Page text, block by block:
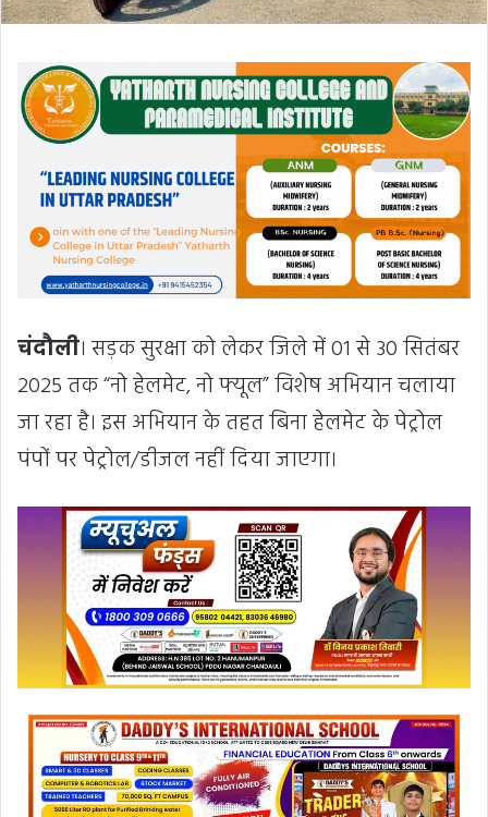
चंदौली। सड़क सुरक्षा को लेकर जिले में 01 से 30 सितंबर
2025 तक “नो हेलमेट, नो फ्यूल” विशेष अभियान चलाया
जा रहा है। इस अभियान के तहत बिना हेलमेट के पेट्रोल
पंपों पर पेट्रोल/डीजल नहीं दिया जाएगा।